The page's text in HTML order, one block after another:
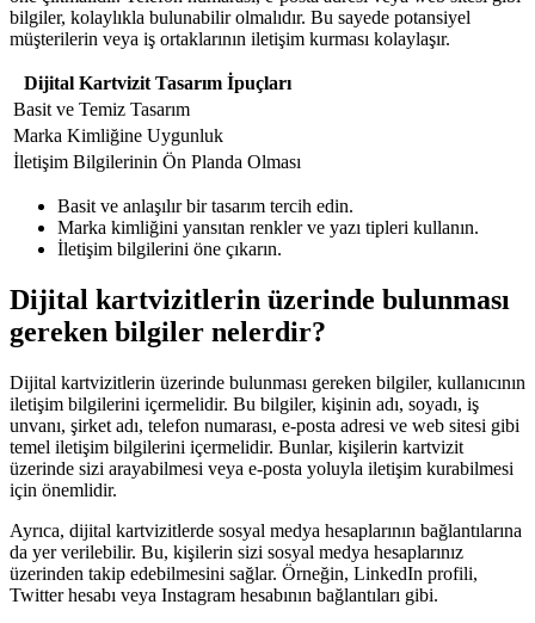
bilgiler, kolaylıkla bulunabilir olmalıdır. Bu sayede potansiyel
müşterilerin veya iş ortaklarının iletişim kurması kolaylaşır.
Dijital Kartvizit Tasarım İpuçları
Basit ve Temiz Tasarım
Marka Kimliğine Uygunluk
İletişim Bilgilerinin Ön Planda Olması
Basit ve anlaşılır bir tasarım tercih edin.
Marka kimliğini yansıtan renkler ve yazı tipleri kullanın.
İletişim bilgilerini öne çıkarın.
Dijital kartvizitlerin üzerinde bulunması
gereken bilgiler nelerdir?
Dijital kartvizitlerin üzerinde bulunması gereken bilgiler, kullanıcının
iletişim bilgilerini içermelidir. Bu bilgiler, kişinin adı, soyadı, iş
unvanı, şirket adı, telefon numarası, e-posta adresi ve web sitesi gibi
temel iletişim bilgilerini içermelidir. Bunlar, kişilerin kartvizit
üzerinde sizi arayabilmesi veya e-posta yoluyla iletişim kurabilmesi
için önemlidir.
Ayrıca, dijital kartvizitlerde sosyal medya hesaplarının bağlantılarına
da yer verilebilir. Bu, kişilerin sizi sosyal medya hesaplarınız
üzerinden takip edebilmesini sağlar. Örneğin, LinkedIn profili,
Twitter hesabı veya Instagram hesabının bağlantıları gibi.